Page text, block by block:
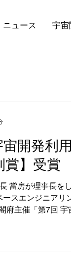
ニュース 宇宙
宙開発利
賞】受賞
當房が理事長を
ースエンジニアリ
府主催「第7回